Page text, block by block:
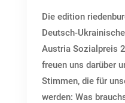
Die edition
Deutsch-
Austria Sozialpreis
freuen uns darüber
Stimmen, die für
werden: Was